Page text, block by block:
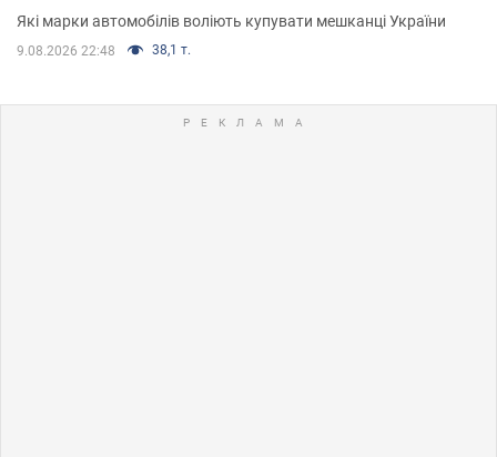
Які марки автомобілів воліють купувати мешканці України
9.08.2026 22:48 38,1 т.